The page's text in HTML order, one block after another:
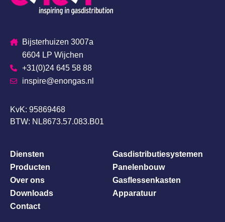
Bijsterhuizen 3007a
6604 LP Wijchen
+31(0)24 645 58 88
inspire@enongas.nl
KvK: 95869468
BTW: NL8673.57.083.B01
Diensten
Producten
Over ons
Downloads
Contact
Gasdistributiesystemen
Panelenbouw
Gasflessenkasten
Apparatuur